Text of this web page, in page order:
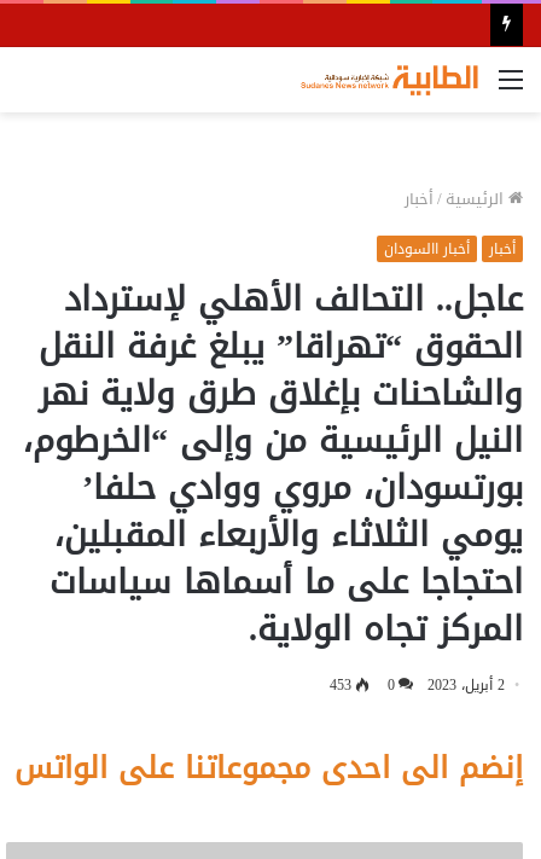
القائمة
الرئيسية/أخبار
أخبار أخبار االسودان
عاجل.. التحالف الأهلي لإسترداد
الحقوق “تهراقا” يبلغ غرفة النقل
والشاحنات بإغلاق طرق ولاية نهر
النيل الرئيسية من وإلى “الخرطوم،
بورتسودان، مروي ووادي حلفا’
يومي الثلاثاء والأربعاء المقبلين،
احتجاجا على ما أسماها سياسات
المركز تجاه الولاية.
2 أبريل، 2023 0
453
إنضم الى احدى مجموعاتنا على الواتس